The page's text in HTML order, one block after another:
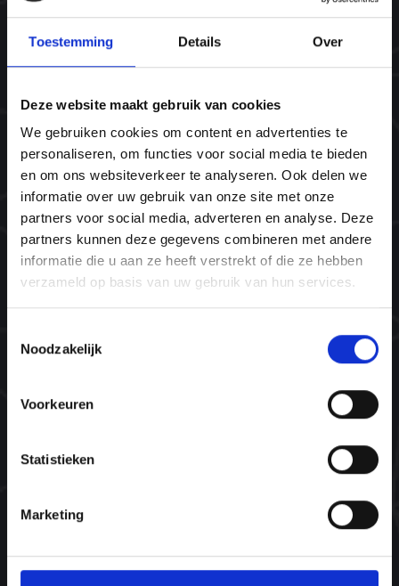
Toestemming Details Over
Deze website maakt gebruik van cookies
We gebruiken cookies om content en advertenties te
personaliseren, om functies voor social media te bieden
en om ons websiteverkeer te analyseren. Ook delen we
informatie over uw gebruik van onze site met onze
partners voor social media, adverteren en analyse. Deze
partners kunnen deze gegevens combineren met andere
informatie die u aan ze heeft verstrekt of die ze hebben
verzameld op basis van uw gebruik van hun services.
Noodzakelijk
Voorkeuren
Statistieken
Marketing
Over ons
Wat is een NLP opleiding?
@WORK
Onze trainers
Wat zeggen onze ambassadeurs
Missie & visie
Ons team
Plant bomen. Red levens.
Navigatie
Opleidingen
Inspiratie
Contact